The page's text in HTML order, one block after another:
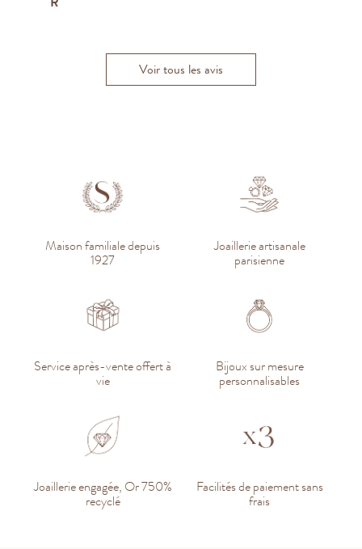
Voir tous les avis
Maison familiale depuis
1927
Joaillerie artisanale
parisienne
Service après-vente offert à
vie
Bijoux sur mesure
personnalisables
Joaillerie engagée, Or 750%
recyclé
Facilités de paiement sans
frais